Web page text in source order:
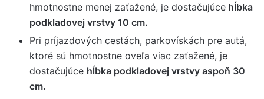
hmotnostne menej zaťažené, je dostačujúce hĺbka
podkladovej vrstvy 10 cm.
Pri príjazdových cestách, parkovískách pre autá,
ktoré sú hmotnostne oveľa viac zaťažené, je
dostačujúce hĺbka podkladovej vrstvy aspoň 30
cm.